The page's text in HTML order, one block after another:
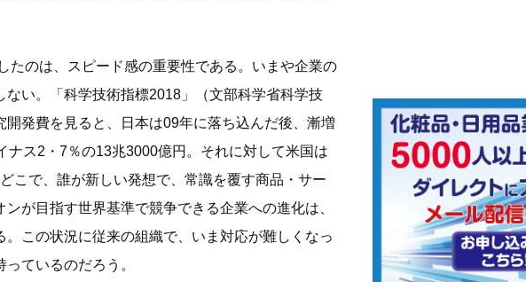
たのは、スピード感の重要性である。いまや企業の
い。「科学技術指標2018」（文部科学省科学技
発費を見ると、日本は09年に落ち込んだ後、漸増
ナス2・7％の13兆3000億円。それに対して米国は
こで、誰が新しい発想で、常識を覆す商品・サー
が目指す世界基準で競争できる企業への進化は、
この状況に従来の組織で、いま対応が難しくなっ
ているのだろう。